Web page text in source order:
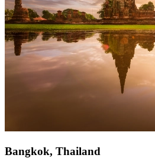
Bangkok, Thailand